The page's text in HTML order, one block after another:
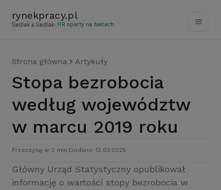
rynekpracy.pl
- HR oparty na faktach
Strona główna Artykuły
Stopa bezrobocia
według województw
w marcu 2019 roku
Przeczytaj w 2 min. Dodano: 13.03.2025
Główny Urząd Statystyczny opublikował
informację o wartości stopy bezrobocia w